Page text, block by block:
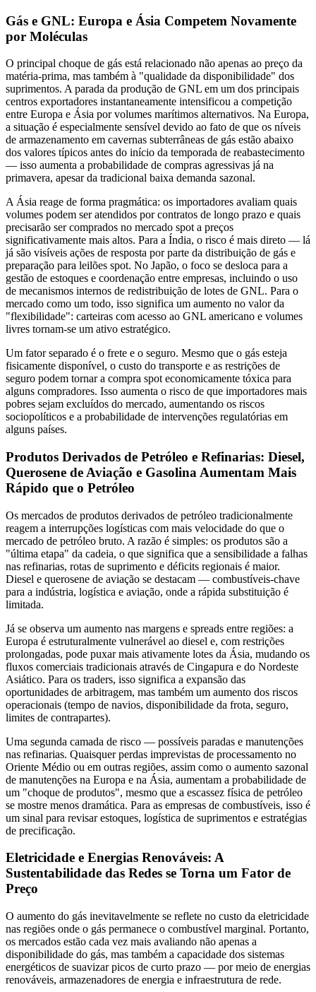
Gás e GNL: Europa e Ásia Competem Novamente
por Moléculas
O principal choque de gás está relacionado não apenas ao preço da
matéria-prima, mas também à "qualidade da disponibilidade" dos
suprimentos. A parada da produção de GNL em um dos principais
centros exportadores instantaneamente intensificou a competição
entre Europa e Ásia por volumes marítimos alternativos. Na Europa,
a situação é especialmente sensível devido ao fato de que os níveis
de armazenamento em cavernas subterrâneas de gás estão abaixo
dos valores típicos antes do início da temporada de reabastecimento
— isso aumenta a probabilidade de compras agressivas já na
primavera, apesar da tradicional baixa demanda sazonal.
A Ásia reage de forma pragmática: os importadores avaliam quais
volumes podem ser atendidos por contratos de longo prazo e quais
precisarão ser comprados no mercado spot a preços
significativamente mais altos. Para a Índia, o risco é mais direto — lá
já são visíveis ações de resposta por parte da distribuição de gás e
preparação para leilões spot. No Japão, o foco se desloca para a
gestão de estoques e coordenação entre empresas, incluindo o uso
de mecanismos internos de redistribuição de lotes de GNL. Para o
mercado como um todo, isso significa um aumento no valor da
"flexibilidade": carteiras com acesso ao GNL americano e volumes
livres tornam-se um ativo estratégico.
Um fator separado é o frete e o seguro. Mesmo que o gás esteja
fisicamente disponível, o custo do transporte e as restrições de
seguro podem tornar a compra spot economicamente tóxica para
alguns compradores. Isso aumenta o risco de que importadores mais
pobres sejam excluídos do mercado, aumentando os riscos
sociopolíticos e a probabilidade de intervenções regulatórias em
alguns países.
Produtos Derivados de Petróleo e Refinarias: Diesel,
Querosene de Aviação e Gasolina Aumentam Mais
Rápido que o Petróleo
Os mercados de produtos derivados de petróleo tradicionalmente
reagem a interrupções logísticas com mais velocidade do que o
mercado de petróleo bruto. A razão é simples: os produtos são a
"última etapa" da cadeia, o que significa que a sensibilidade a falhas
nas refinarias, rotas de suprimento e déficits regionais é maior.
Diesel e querosene de aviação se destacam — combustíveis-chave
para a indústria, logística e aviação, onde a rápida substituição é
limitada.
Já se observa um aumento nas margens e spreads entre regiões: a
Europa é estruturalmente vulnerável ao diesel e, com restrições
prolongadas, pode puxar mais ativamente lotes da Ásia, mudando os
fluxos comerciais tradicionais através de Cingapura e do Nordeste
Asiático. Para os traders, isso significa a expansão das
oportunidades de arbitragem, mas também um aumento dos riscos
operacionais (tempo de navios, disponibilidade da frota, seguro,
limites de contrapartes).
Uma segunda camada de risco — possíveis paradas e manutenções
nas refinarias. Quaisquer perdas imprevistas de processamento no
Oriente Médio ou em outras regiões, assim como o aumento sazonal
de manutenções na Europa e na Ásia, aumentam a probabilidade de
um "choque de produtos", mesmo que a escassez física de petróleo
se mostre menos dramática. Para as empresas de combustíveis, isso é
um sinal para revisar estoques, logística de suprimentos e estratégias
de precificação.
Eletricidade e Energias Renováveis: A
Sustentabilidade das Redes se Torna um Fator de
Preço
O aumento do gás inevitavelmente se reflete no custo da eletricidade
nas regiões onde o gás permanece o combustível marginal. Portanto,
os mercados estão cada vez mais avaliando não apenas a
disponibilidade do gás, mas também a capacidade dos sistemas
energéticos de suavizar picos de curto prazo — por meio de energias
renováveis, armazenadores de energia e infraestrutura de rede.